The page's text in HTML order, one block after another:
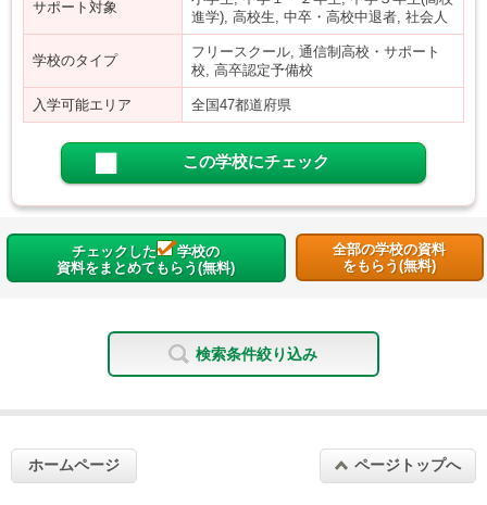
サポート対象
進学), 高校生, 中卒・高校中退者, 社会人
学校のタイプ
フリースクール, 通信制高校・サポート
校, 高卒認定予備校
入学可能エリア 全国47都道府県
この学校にチェック
チェックした
学校の
資料をまとめてもらう(無料)
全部の学校の資料
をもらう(無料)
検索条件絞り込み
ホームページ ページトップへ